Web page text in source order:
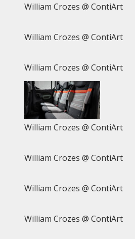
William Crozes @ ContiArt
William Crozes @ ContiArt
William Crozes @ ContiArt
William Crozes @ ContiArt
William Crozes @ ContiArt
William Crozes @ ContiArt
William Crozes @ ContiArt